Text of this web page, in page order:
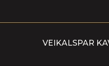
VEIKALSPAR